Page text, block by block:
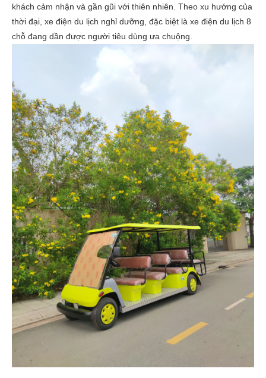
khách cảm nhận và gần gũi với thiên nhiên. Theo xu hướng của
thời đại, xe điện du lịch nghỉ dưỡng, đặc biệt là xe điện du lịch 8
chỗ đang dần được người tiêu dùng ưa chuộng.